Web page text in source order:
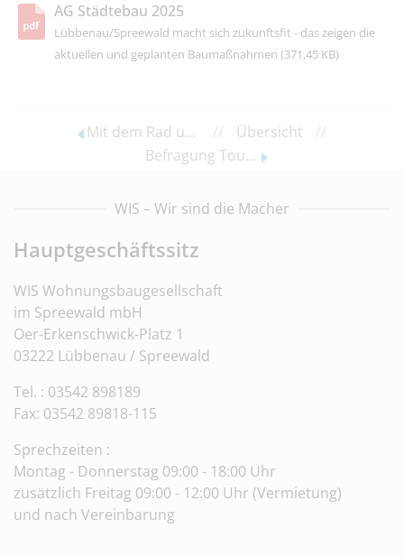
AG Städtebau 2025
Lübbenau/Spreewald macht sich zukunftsfit - das zeigen die
aktuellen und geplanten Baumaßnahmen (371,45 KB)
Mit dem Rad unterwegs // Übersicht
//
Befragung Tourismusakzeptanz
WIS – Wir sind die Macher
Hauptgeschäftssitz
WIS Wohnungsbaugesellschaft
im Spreewald mbH
Oer-Erkenschwick-Platz 1
03222 Lübbenau / Spreewald
Tel. : 03542 898189
Fax: 03542 89818-115
Sprechzeiten :
Montag - Donnerstag 09:00 - 18:00 Uhr
zusätzlich Freitag 09:00 - 12:00 Uhr (Vermietung)
und nach Vereinbarung